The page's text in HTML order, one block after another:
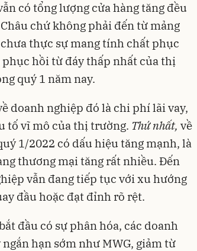
có tổng lượng cửa hàng tăng đều
chứ không phải đến từ mảng
thực sự mang tính chất phục
hồi từ đáy thấp nhất của thị
quý 1 năm nay.
doanh nghiệp đó là chi phí lãi vay,
tố vĩ mô của thị trường. Thứnhất, về
1/2022 có dấu hiệu tăng mạnh, là
thương mại tăng rất nhiều. Đến
vẫn đang tiếp tục với xu hướng
đầu hoặc đạt đỉnh rõ rệt.
đầu có sự phân hóa, các doanh
hạn sớm như MWG, giảm từ